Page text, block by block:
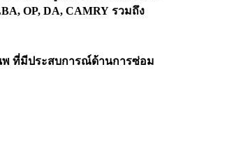
OP, DA, CAMRY รวมถึง
พ ที่มีประสบการณ์ด้านการซ่อม